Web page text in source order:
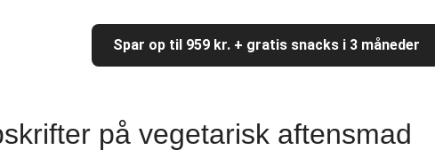
Spar op til 959 kr. + gratis snacks i 3 måneder
på vegetarisk aftensmad